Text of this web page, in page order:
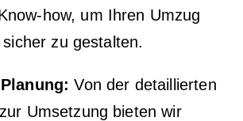
how, um Ihren Umzug
zu gestalten.
Von der detaillierten
Umsetzung bieten wir